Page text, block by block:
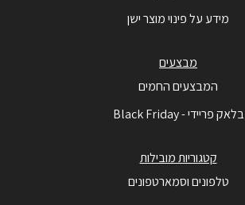
מידע על פינוי מוצר ישן
מבצעים
המבצעים החמים
בלאק פריידי - Black Friday
קטגוריות מובילות
טלפונים וסמארטפונים